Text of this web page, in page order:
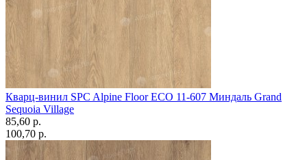
Кварц-винил SPC Alpine Floor ECO 11-607 Миндаль Grand
Sequoia Village
85,60 p.
100,70 p.